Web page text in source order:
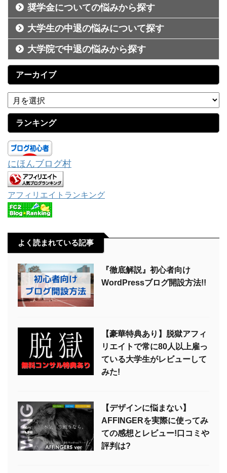
奨学金についての悩みから探す
大学生の中退の悩みについて探す
大学院で中退の悩みから探す
アーカイブ
ランキング
にほんブログ村
アフィリエイトランキング
よく読まれている記事
『徹底解説』初心者向け
WordPressブログ開設方法!!
【豪華特典あり】脱獄アフィ
リエイトで常に80人以上雇っ
ている大学生がレビューして
みた!
【デザインに悩まない】
AFFINGERを実際に使ってみ
ての感想とレビュー!口コミや
評判は?